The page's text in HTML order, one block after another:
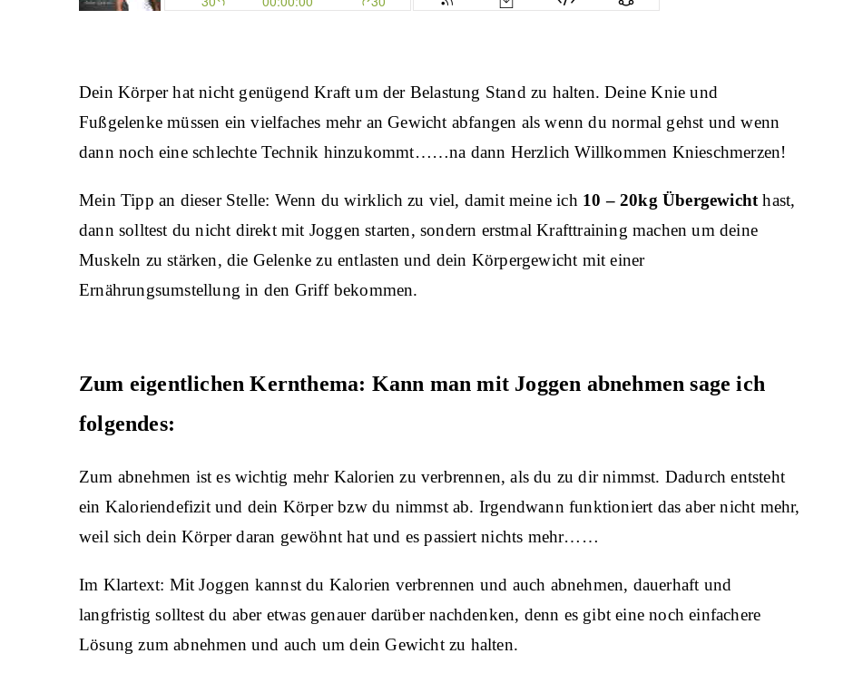
Dein Körper hat nicht genügend Kraft um der Belastung Stand zu halten. Deine Knie und
Fußgelenke müssen ein vielfaches mehr an Gewicht abfangen als wenn du normal gehst und wenn
dann noch eine schlechte Technik hinzukommt……na dann Herzlich Willkommen Knieschmerzen!
Mein Tipp an dieser Stelle: Wenn du wirklich zu viel, damit meine ich 10 – 20kg Übergewicht hast,
dann solltest du nicht direkt mit Joggen starten, sondern erstmal Krafttraining machen um deine
Muskeln zu stärken, die Gelenke zu entlasten und dein Körpergewicht mit einer
Ernährungsumstellung in den Griff bekommen.
Zum eigentlichen Kernthema: Kann man mit Joggen abnehmen sage ich
folgendes:
Zum abnehmen ist es wichtig mehr Kalorien zu verbrennen, als du zu dir nimmst. Dadurch entsteht
ein Kaloriendefizit und dein Körper bzw du nimmst ab. Irgendwann funktioniert das aber nicht mehr,
weil sich dein Körper daran gewöhnt hat und es passiert nichts mehr……
Im Klartext: Mit Joggen kannst du Kalorien verbrennen und auch abnehmen, dauerhaft und
langfristig solltest du aber etwas genauer darüber nachdenken, denn es gibt eine noch einfachere
Lösung zum abnehmen und auch um dein Gewicht zu halten.